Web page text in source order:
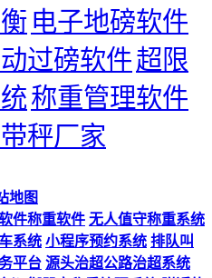
电子地磅软件
动过磅软件超限
称重管理软件
秤厂家
地图
件称重软件 无人值守称重系统
系统 小程序预约系统 排队叫
平台 源头治超公路治超系统